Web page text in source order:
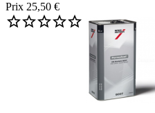
Prix 25,50 €
